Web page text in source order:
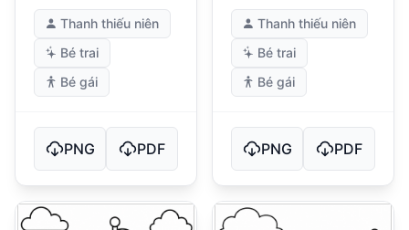
Thanh thiếu niên
Bé trai
Bé gái
PNG PDF
Thanh thiếu niên
Bé trai
Bé gái
PNG PDF